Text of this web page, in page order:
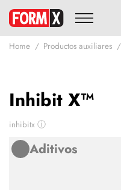
Home Productos auxiliares
Inhibit X™
inhibitx ⓘ
Aditivos